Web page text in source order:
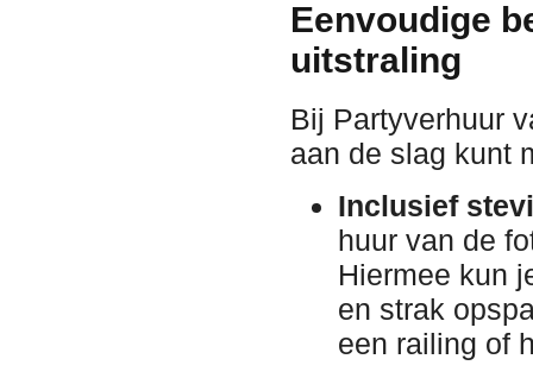
Eenvoudige
uitstraling
Bij Partyverhuur
aan de slag kunt
Inclusief
huur van de
Hiermee kun
en strak
een railing of